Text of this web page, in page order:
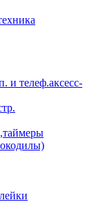
и телеф.аксесс-